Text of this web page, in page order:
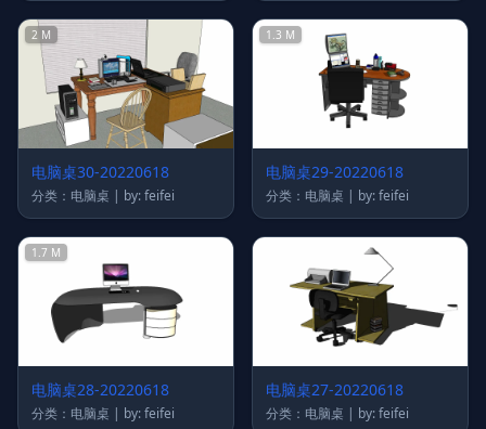
2 M
电脑桌30-20220618
分类：电脑桌 | by: feifei
1.3 M
电脑桌29-20220618
分类：电脑桌 | by: feifei
1.7 M
电脑桌28-20220618
分类：电脑桌 | by: feifei
电脑桌27-20220618
分类：电脑桌 | by: feifei